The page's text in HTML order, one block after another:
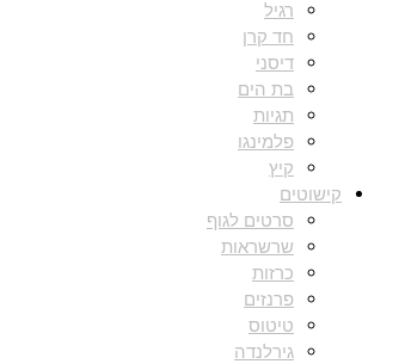
רגיל
חד קרן
דיסני
בת הים
תגיות
פלמינגו
קיץ
קישוטים
סרטים לגוף
שרשראות
כרזות
פרנזים
טיטוס
גירלנדה